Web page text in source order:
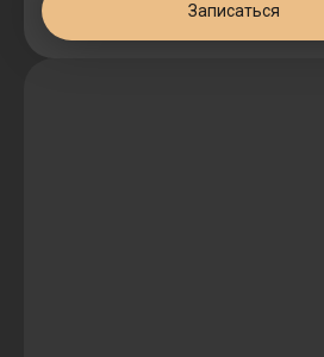
Записаться